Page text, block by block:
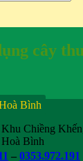
cây
Bình
Khu Chiềng
Bình
– 0353.972.191